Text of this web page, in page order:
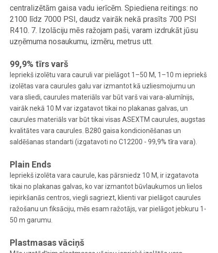
centralizētām gaisa vadu ierīcēm. Spiediena reitings: no
2100 līdz 7000 PSI, daudz vairāk nekā prasīts 700 PSI
R410. 7. Izolāciju mēs ražojam paši, varam izdrukāt jūsu
uzņēmuma nosaukumu, izmēru, metrus utt.
99,9% tīrs varš
Iepriekš izolētu vara cauruli var pielāgot 1–50 M, 1–10 m iepriekš
izolētas vara caurules galu var izmantot kā uzliesmojumu un
vara sliedi, caurules materiāls var būt varš vai vara-alumīnijs,
vairāk nekā 10 M var izgatavot tikai no plakanas galvas, un
caurules materiāls var būt tikai visas ASEXTM caurules, augstas
kvalitātes vara caurules. B280 gaisa kondicionēšanas un
saldēšanas standarti (izgatavoti no C12200 - 99,9% tīra vara).
Plain Ends
Iepriekš izolēta vara caurule, kas pārsniedz 10 M, ir izgatavota
tikai no plakanas galvas, ko var izmantot būvlaukumos un lielos
iepirkšanās centros, viegli sagriezt, klienti var pielāgot caurules
ražošanu un fiksāciju, mēs esam ražotājs, var pielāgot jebkuru 1-
50 m garumu.
Plastmasas vāciņš